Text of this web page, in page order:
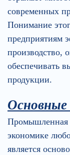
современных
Понимание
предприятиям
производство,
обеспечивать
продукции.
Промышленная
экономике
является